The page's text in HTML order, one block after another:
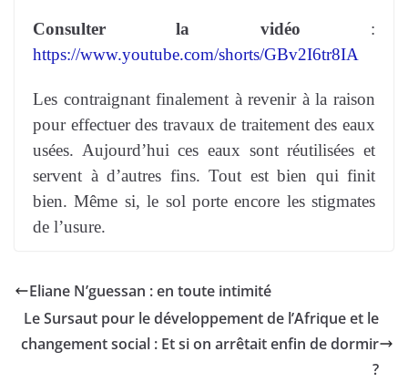
Consulter la vidéo :
https://www.youtube.com/shorts/GBv2I6tr8IA
Les contraignant finalement à revenir à la raison
pour effectuer des travaux de traitement des eaux
usées. Aujourd’hui ces eaux sont réutilisées et
servent à d’autres fins. Tout est bien qui finit
bien. Même si, le sol porte encore les stigmates
de l’usure.
Eliane N’guessan : en toute intimité
Le Sursaut pour le développement de l’Afrique et le
changement social : Et si on arrêtait enfin de dormir
?